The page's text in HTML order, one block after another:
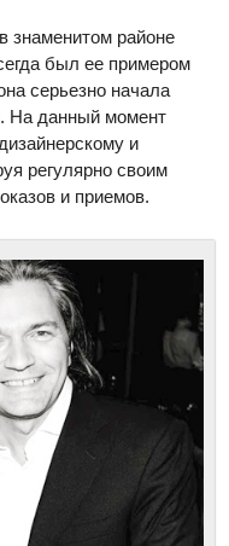
знаменитом районе
был ее примером
серьезно начала
На данный момент
и
регулярно своим
и приемов.